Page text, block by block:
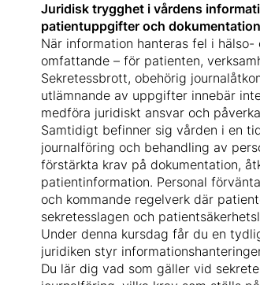
Juridisk trygghet i vårdens
patientuppgifter och
När information hanteras fel i hälso-
omfattande – för patienten,
Sekretessbrott, obehörig
utlämnande av uppgifter innebär
medföra juridiskt ansvar och
Samtidigt befinner sig vården i en
journalföring och behandling av
förstärkta krav på dokumentation,
patientinformation. Personal
och kommande regelverk där
sekretesslagen och
Under denna kursdag får du en
juridiken styr
Du lär dig vad som gäller vid